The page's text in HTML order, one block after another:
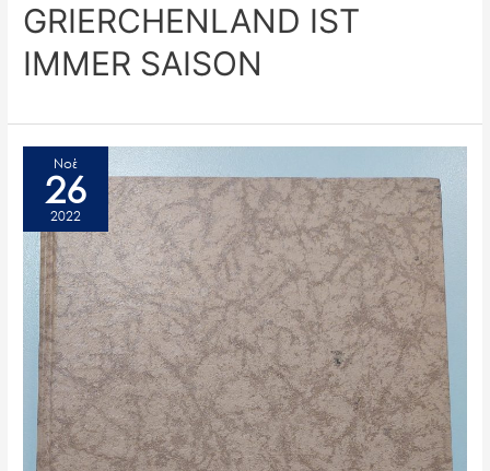
GRIERCHENLAND IST
IMMER SAISON
Νοέ
26
2022